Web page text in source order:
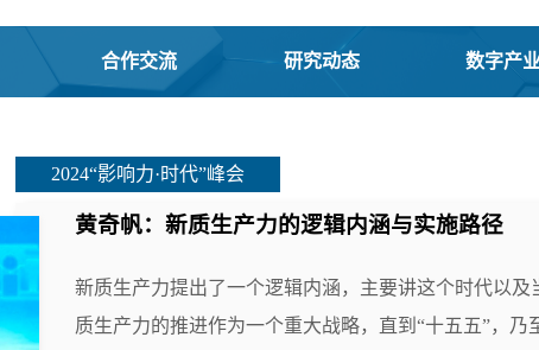
合作交流 研究动态 数字产
2024“影响力·时代”峰会
黄奇帆：新质生产力的逻辑内涵与实施路径
新质生产力提出了一个逻辑内涵，主要讲这个时代以及
质生产力的推进作为一个重大战略，直到“十五五”，乃